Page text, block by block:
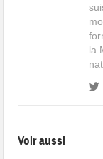
la
Voir aussi